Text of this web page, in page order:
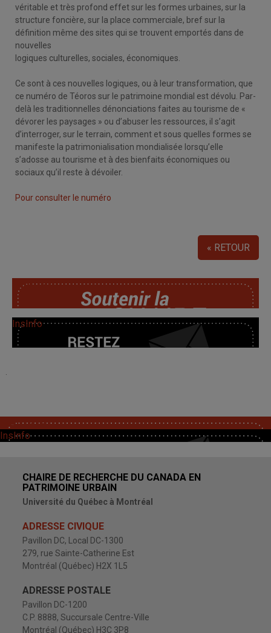
véritable et très profond effet sur les formes urbaines, sur la
structure foncière, sur la place commerciale, bref sur la
définition même des sites qui se trouvent emportés dans de
nouvelles
logiques culturelles, sociales, économiques.
Ce sont à ces nouvelles logiques, ou à leur transformation, que
ce numéro de Téoros sur le patrimoine mondial est dévolu. Par-
delà les traditionnelles dénonciations faites au tourisme de «
dévorer les paysages » ou d’abuser les ressources, il s’agit
d’interroger, sur le terrain, comment et sous quelles formes se
manifeste la patrimonialisation mondialisée lorsqu’elle
s’adosse au tourisme et à des bienfaits économiques ou
sociaux qu’il reste à dévoiler.
Pour consulter le numéro
« RETOUR
SoutChaire
InsInfo
SoutChaire
InsInfo
CHAIRE DE RECHERCHE DU CANADA EN
PATRIMOINE URBAIN
Université du Québec à Montréal
ADRESSE CIVIQUE
Pavillon DC, Local DC-1300
279, rue Sainte-Catherine Est
Montréal (Québec) H2X 1L5
ADRESSE POSTALE
Pavillon DC-1200
C.P. 8888, Succursale Centre-Ville
Montréal (Québec) H3C 3P8